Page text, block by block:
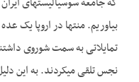
بیاوریم. منتها در اروپا یک
تمایلاتی به سمت شوروی
نجس تلقی می­کردند. به این